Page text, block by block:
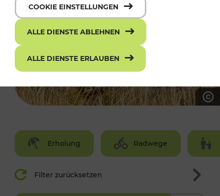
Erholung Radwege
Filter zurücksetzen
COOKIE EINSTELLUNGEN
ALLE DIENSTE ABLEHNEN
ALLE DIENSTE ERLAUBEN